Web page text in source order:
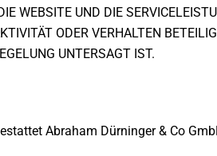
WEBSITE UND DIE
ODER VERHALTEN
UNTERSAGT IST.
Abraham Dürninger & Co